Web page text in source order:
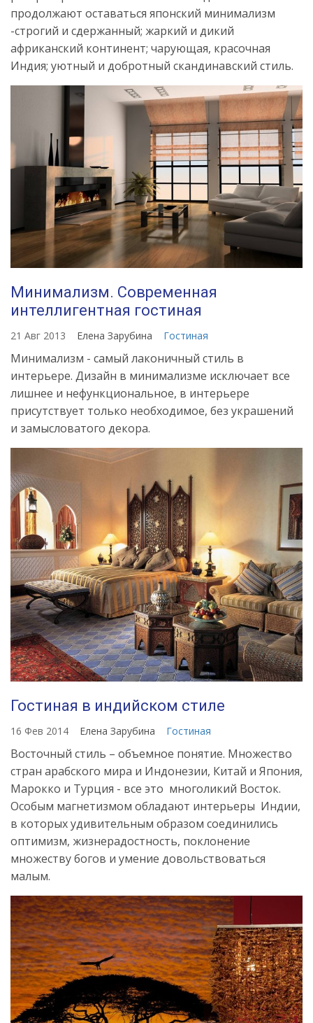
продолжают оставаться японский минимализм
-строгий и сдержанный; жаркий и дикий
африканский континент; чарующая, красочная
Индия; уютный и добротный скандинавский стиль.
Минимализм. Современная
интеллигентная гостиная
21 Авг 2013 Елена Зарубина Гостиная
Минимализм - самый лаконичный стиль в
интерьере. Дизайн в минимализме исключает все
лишнее и нефункциональное, в интерьере
присутствует только необходимое, без украшений
и замысловатого декора.
Гостиная в индийском стиле
16 Фев 2014 Елена Зарубина Гостиная
Восточный стиль – объемное понятие. Множество
стран арабского мира и Индонезии, Китай и Япония,
Марокко и Турция - все это многоликий Восток.
Особым магнетизмом обладают интерьеры Индии,
в которых удивительным образом соединились
оптимизм, жизнерадостность, поклонение
множеству богов и умение довольствоваться
малым.